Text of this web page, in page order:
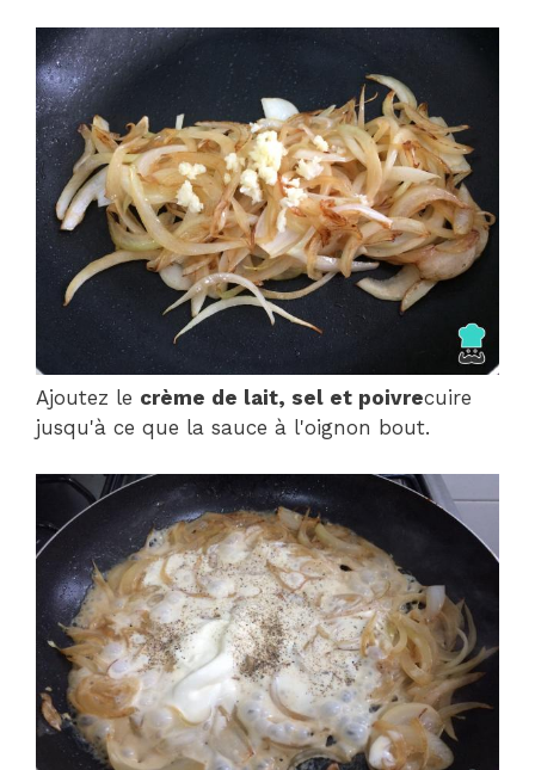
Ajoutez le crème de lait, sel et poivrecuire
jusqu'à ce que la sauce à l'oignon bout.